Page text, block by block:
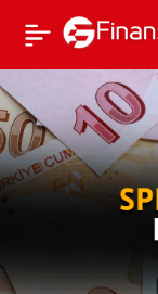
SPK’dan 8 kişi
şirkete idari